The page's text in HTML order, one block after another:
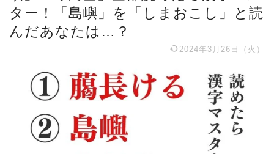
ター！「島嶼」を「しまおこし」と読
んだあなたは…？
2024年3月26日（火）